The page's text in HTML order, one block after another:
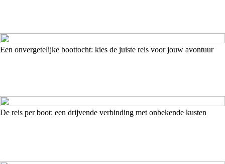
Een onvergetelijke boottocht: kies de juiste reis voor jouw avontuur
De reis per boot: een drijvende verbinding met onbekende kusten